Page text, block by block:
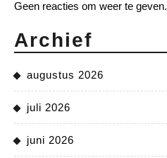
Geen reacties om weer te geven.
Archief
augustus 2026
juli 2026
juni 2026